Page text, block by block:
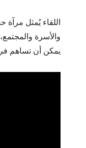
اللقاء يُمثل مرآة
والأسرة
يمكن أن تساهم